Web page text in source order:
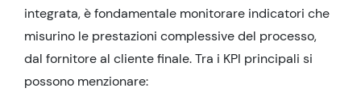
integrata, è fondamentale monitorare indicatori che
misurino le prestazioni complessive del processo,
dal fornitore al cliente finale. Tra i KPI principali si
possono menzionare: